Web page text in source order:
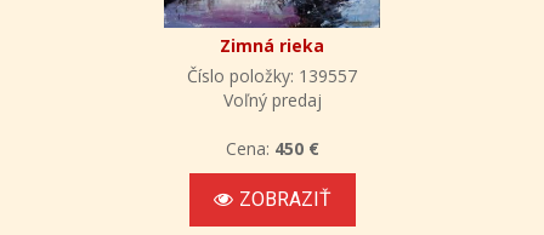
Zimná rieka
Číslo položky: 139557
Voľný predaj
Cena: 450 €
ZOBRAZIŤ